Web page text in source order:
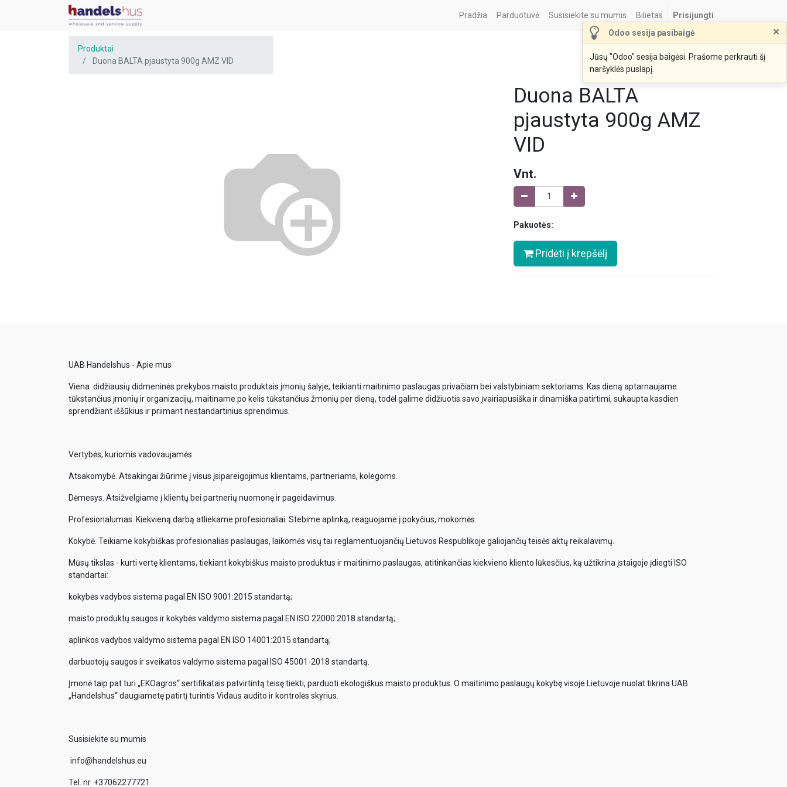
Odoo sesija pasibaigė ×
Jūsų "Odoo" sesija baigėsi. Prašome perkrauti šį
naršyklės puslapį.
Pradžia Parduotuvė Susisiekite su mumis Bilietas Prisijungti
Produktai
Duona BALTA pjaustyta 900g AMZ VID
Duona BALTA
pjaustyta 900g AMZ
VID
Vnt.
Pakuotės:
Pridėti į krepšėlį
UAB Handelshus - Apie mus
Viena didžiausių didmeninės prekybos maisto produktais įmonių šalyje, teikianti maitinimo paslaugas privačiam bei valstybiniam sektoriams. Kas dieną aptarnaujame
tūkstančius įmonių ir organizacijų, maitiname po kelis tūkstančius žmonių per dieną, todėl galime didžiuotis savo įvairiapusiška ir dinamiška patirtimi, sukaupta kasdien
sprendžiant iššūkius ir priimant nestandartinius sprendimus.
Vertybės, kuriomis vadovaujamės
Atsakomybė. Atsakingai žiūrime į visus įsipareigojimus klientams, partneriams, kolegoms.
Dėmesys. Atsižvelgiame į klientų bei partnerių nuomonę ir pageidavimus.
Profesionalumas. Kiekvieną darbą atliekame profesionaliai. Stebime aplinką, reaguojame į pokyčius, mokomės.
Kokybė. Teikiame kokybiškas profesionalias paslaugas, laikomės visų tai reglamentuojančių Lietuvos Respublikoje galiojančių teisės aktų reikalavimų.
Mūsų tikslas - kurti vertę klientams, tiekiant kokybiškus maisto produktus ir maitinimo paslaugas, atitinkančias kiekvieno kliento lūkesčius, ką užtikrina įstaigoje įdiegti ISO
standartai:
kokybės vadybos sistema pagal EN ISO 9001:2015 standartą;
maisto produktų saugos ir kokybės valdymo sistema pagal EN ISO 22000:2018 standartą;
aplinkos vadybos valdymo sistema pagal EN ISO 14001:2015 standartą;
darbuotojų saugos ir sveikatos valdymo sistema pagal ISO 45001-2018 standartą.
Įmonė taip pat turi „EKOagros“ sertifikatais patvirtintą teisę tiekti, parduoti ekologiškus maisto produktus. O maitinimo paslaugų kokybę visoje Lietuvoje nuolat tikrina UAB
„Handelshus“ daugiametę patirtį turintis Vidaus audito ir kontrolės skyrius.
Susisiekite su mumis
info@handelshus.eu
Tel. nr. +37062277721